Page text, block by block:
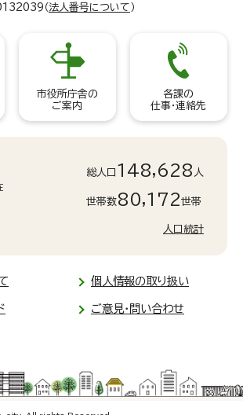
（ 法人番号について ）
市役所庁舎の
ご案内
各課の
仕事・連絡先
総人口 148,628 人
世帯数80,172世帯
人口統計
個人情報の取り扱い
ご意見・問い合わせ